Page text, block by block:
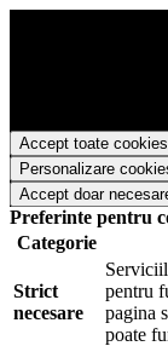
Papetarie.ro este
cookie-uri.
Accept toate cookies
Personalizare
Accept doar
Preferinte pentru
Categorie
Strict
necesare
pentru
pagina
poate